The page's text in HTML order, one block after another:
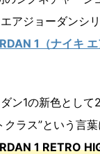
アジョーダンシ
1（ナイキ
ン1の新色として
クラス”という言
1 RETRO